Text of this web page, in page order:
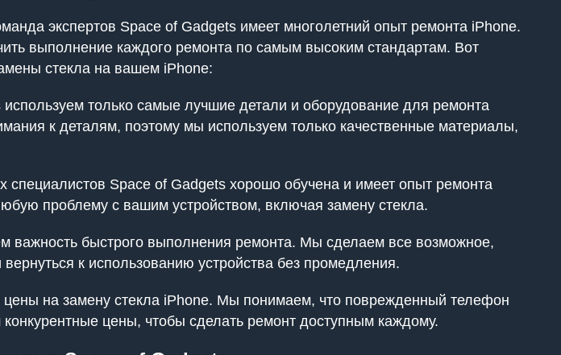
экспертов Space of Gadgets имеет многолетний опыт ремонта iPhone.
выполнение каждого ремонта по самым высоким стандартам. Вот
стекла на вашем iPhone:
только самые лучшие детали и оборудование для ремонта
к деталям, поэтому мы используем только качественные материалы,
Space of Gadgets хорошо обучена и имеет опыт ремонта
проблему с вашим устройством, включая замену стекла.
быстрого выполнения ремонта. Мы сделаем все возможное,
к использованию устройства без промедления.
на замену стекла iPhone. Мы понимаем, что поврежденный телефон
цены, чтобы сделать ремонт доступным каждому.